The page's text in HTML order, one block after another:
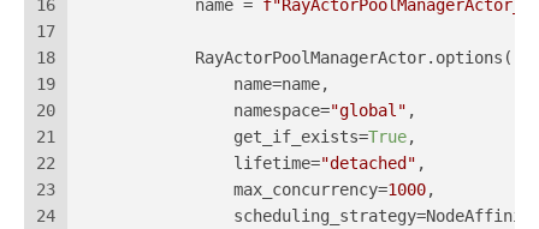
16
17
18
19
20
21
22
23
24
            name =
f"RayActorPoolManagerActor_
            RayActorPoolManagerActor.options(
                name=name,
                namespace=
"global" ,
                get_if_exists=
True,
                lifetime=
"detached" ,
                max_concurrency=
1000,